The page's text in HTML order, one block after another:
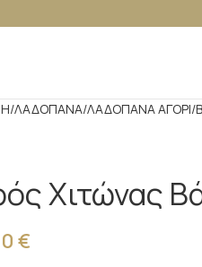
ΛΑΔΟΠΑΝΑ ΛΑΔΟΠΑΝΑ ΑΓΟΡΙ
Χιτώνας
€